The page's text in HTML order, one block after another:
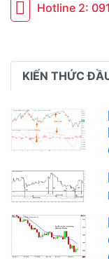
Hotline 2:
KIẾN THỨC